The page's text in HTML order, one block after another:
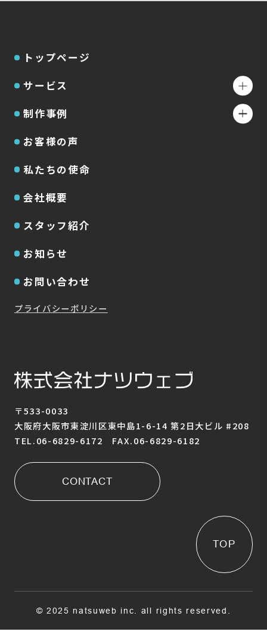
〒533-0033
大阪府大阪市東淀川区東中島1-6-14 第2日大ビル #208
TEL.06-6829-6172 FAX.06-6829-6182
CONTACT
トップページ
サービス
制作事例
お客様の声
私たちの使命
会社概要
スタッフ紹介
お知らせ
お問い合わせ
プライバシーポリシー
TOP
© 2025 natsuweb inc. all rights reserved.